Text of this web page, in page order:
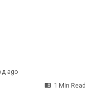
ago
1 Min Read